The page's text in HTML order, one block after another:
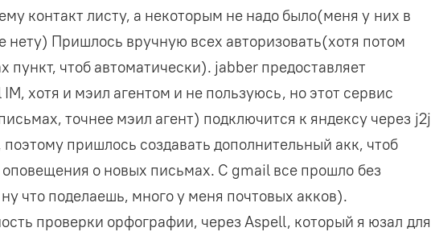
контакт листу, а некоторым не надо было(меня у них в
нету) Пришлось вручную всех авторизовать(хотя потом
пункт, чтоб автоматически). jabber предоставляет
хотя и мэил агентом и не пользуюсь, но этот сервис
точнее мэил агент) подключится к яндексу через j2j
поэтому пришлось создавать дополнительный акк, чтоб
оповещения о новых письмах. С gmail все прошло без
что поделаешь, много у меня почтовых акков).
проверки орфографии, через Aspell, который я юзал для